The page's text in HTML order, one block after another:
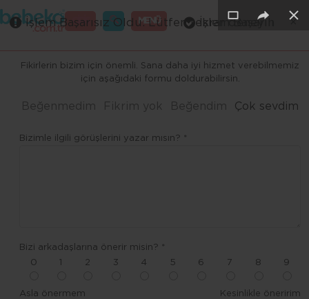
MENÜ
GİRİŞ
Fikirlerin bizim için önemli. Sana daha iyi hizmet verebilmemiz
için aşağıdaki formu doldurabilirsin.
Beğenmedim Fikrim yok Beğendim Çok sevdim
Bizimle ilgili görüşlerini yazar mısın? *
Bizi arkadaşlarına önerir misin? *
0
2 3 4 5 6 7 8 9
Asla önermem Kesinlikle öneririm
×
×
×
×
İşlem Başarılı ×
İşlem Başarısız Oldu. Lütfen tekrar deneyin ×